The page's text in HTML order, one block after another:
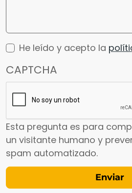
He leído y acepto la
CAPTCHA
Esta pregunta es para
un visitante humano y
spam automatizado.